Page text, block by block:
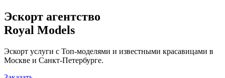
Эскорт агентство
Royal Models
Эскорт услуги с Топ-моделями и известными красавицами в
Москве и Санкт-Петербурге.